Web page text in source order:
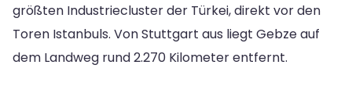
größten Industriecluster der Türkei, direkt vor den
Toren Istanbuls. Von Stuttgart aus liegt Gebze auf
dem Landweg rund 2.270 Kilometer entfernt.